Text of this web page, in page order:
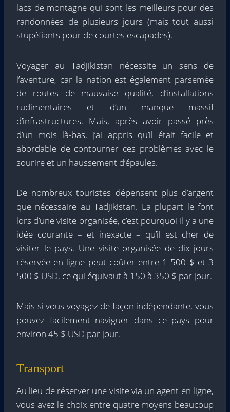
lacs de montagne qui sont les meilleurs pour des
randonnées de plusieurs jours (mais tout aussi
stupéfiants pour de courtes escapades).
Voyager au Tadjikistan nécessite un sens de
l’aventure, car la nation est également parsemée
de routes de mauvaise qualité, d’installations
rudimentaires et d’un manque massif
d’infrastructures. Mais, après avoir passé près
d’un mois là-bas, j’ai appris qu’il était facile et
abordable de contourner ces problèmes avec le
sourire et un haussement d’épaules.
De nombreux touristes dépensent plus d’argent
que nécessaire au Tadjikistan. La plupart le font
lors d’une visite organisée, c’est pourquoi il y a une
idée courante – et inexacte – qu’il est cher de
visiter le pays. Une visite organisée de dix jours
réservée en ligne peut coûter entre 1 500 $ et 3
500 $ USD, ce qui équivaut à 150 à 350 $ par jour.
Mais si vous voyagez de façon indépendante, vous
pouvez facilement naviguer dans ce pays pour
environ 45 $ USD par jour.
Transport
Au lieu de réserver une visite via un agent en ligne,
vous avez le choix entre quatre moyens beaucoup